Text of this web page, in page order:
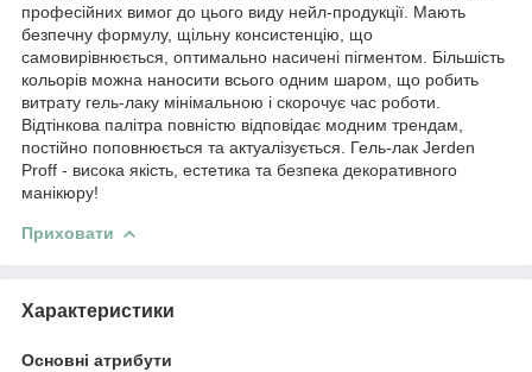
професійних вимог до цього виду нейл-продукції. Мають
безпечну формулу, щільну консистенцію, що
самовирівнюється, оптимально насичені пігментом. Більшість
кольорів можна наносити всього одним шаром, що робить
витрату гель-лаку мінімальною і скорочує час роботи.
Відтінкова палітра повністю відповідає модним трендам,
постійно поповнюється та актуалізується. Гель-лак Jerden
Proff - висока якість, естетика та безпека декоративного
манікюру!
Приховати
Характеристики
Основні атрибути